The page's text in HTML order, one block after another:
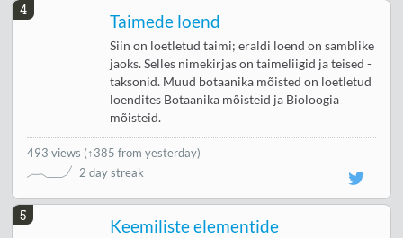
4
Taimede loend
Siin on loetletud taimi; eraldi loend on samblike
jaoks. Selles nimekirjas on taimeliigid ja teised -
taksonid. Muud botaanika mõisted on loetletud
loendites Botaanika mõisteid ja Bioloogia
mõisteid.
493 views (↑385 from yesterday)
2 day streak
5
Keemiliste elementide